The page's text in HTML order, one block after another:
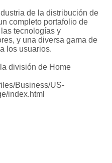
de la distribución de
completo portafolio de
tecnologías y
y una diversa gama de
los usuarios.
división de Home
Business/US-
index.html